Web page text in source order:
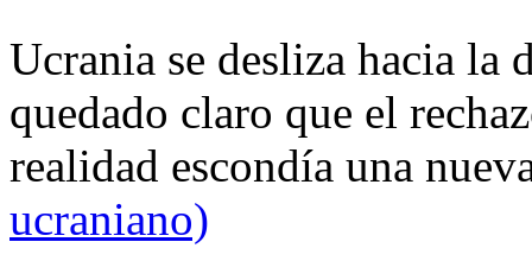
Ucrania se desliza hacia
quedado claro que el
realidad escondía una
ucraniano)